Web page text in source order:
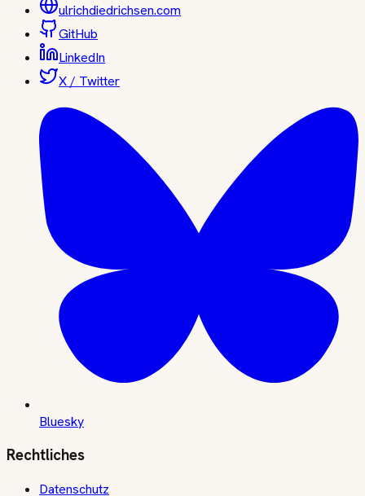
ulrichdiedrichsen.com
GitHub
LinkedIn
X / Twitter
Bluesky
Rechtliches
Datenschutz